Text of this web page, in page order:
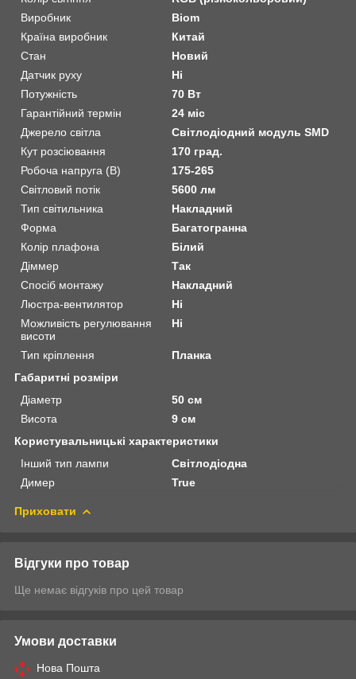
Виробник
Biom
Країна виробник
Китай
Стан
Новий
Датчик руху
Ні
Потужність
70 Вт
Гарантійний термін
24 міс
Джерело світла
Світлодіодний модуль SMD
Кут розсіювання
170 град.
Робоча напруга (В)
175-265
Світловий потік
5600 лм
Тип світильника
Накладний
Форма
Багатогранна
Колір плафона
Білий
Діммер
Так
Спосіб монтажу
Накладний
Люстра-вентилятор
Ні
Можливість регулювання
висоти
Ні
Тип кріплення
Планка
Габаритні розміри
Діаметр
50 см
Висота
9 см
Користувальницькі характеристики
Інший тип лампи
Світлодіодна
Димер
True
Приховати
Відгуки про товар
Ще немає відгуків про цей товар
Умови доставки
Нова Пошта